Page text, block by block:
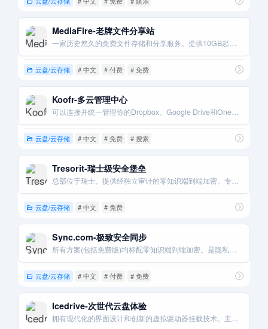
MediaFire-老牌文件分享站
一家历史悠久的免费文件存储和分享服务。提供10GB起步的免费空间。
云盘/云存储 # 中文 # 付费 # 免费
Koofr-多云管理中心
可以连接并统一管理你的Dropbox。Google Drive和OneDrive账户。总部位于欧盟。
云盘/云存储 # 中文 # 免费 # 搜索
Tresorit-瑞士级安全堡垒
总部位于瑞士。提供经独立审计的零知识端到端加密。专为企业和专业人士打造。
云盘/云存储 # 中文 # 免费
Sync.com-极致安全同步
所有方案(包括免费版)均标配零知识端到端加密。是隐私保护的典范。
云盘/云存储 # 中文 # 付费 # 免费
Icedrive-次世代云盘体验
拥有现代化的界面设计和创新的虚拟驱动器挂载技术。主打安全与易用。